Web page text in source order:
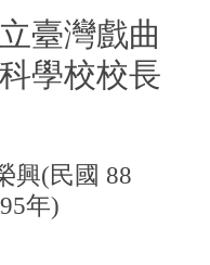
臺灣戲曲
學校校長
興(民國 88
年)